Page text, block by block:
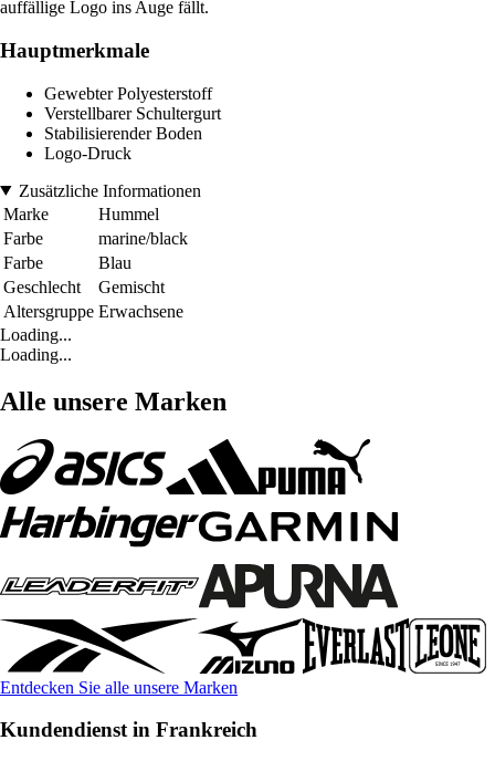
auffällige Logo ins Auge fällt.
Hauptmerkmale
Gewebter Polyesterstoff
Verstellbarer Schultergurt
Stabilisierender Boden
Logo-Druck
Zusätzliche Informationen
Marke
Hummel
Farbe
marine/black
Farbe
Blau
Geschlecht
Gemischt
Altersgruppe Erwachsene
Loading...
Loading...
Alle unsere Marken
Entdecken Sie alle unsere Marken
Kundendienst in Frankreich